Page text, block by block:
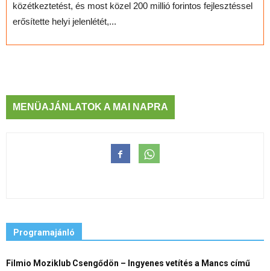
közétkeztetést, és most közel 200 millió forintos fejlesztéssel
erősítette helyi jelenlétét,...
MENÜAJÁNLATOK A MAI NAPRA
Programajánló
Filmio Moziklub Csengődön – Ingyenes vetítés a Mancs című